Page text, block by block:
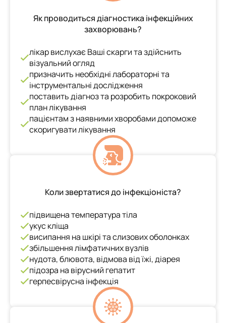
Як проводиться діагностика інфекційних
захворювань?
лікар вислухає Ваші скарги та здійснить
візуальний огляд
призначить необхідні лабораторні та
інструментальні дослідження
поставить діагноз та розробить покроковий
план лікування
пацієнтам з наявними хворобами допоможе
скоригувати лікування
Коли звертатися до інфекціоніста?
підвищена температура тіла
укус кліща
висипання на шкірі та слизових оболонках
збільшення лімфатичних вузлів
нудота, блювота, відмова від їжі, діарея
підозра на вірусний гепатит
герпесвірусна інфекція